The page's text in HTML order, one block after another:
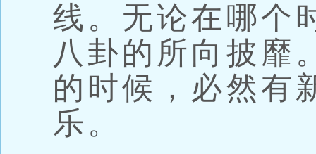
线。无论在哪个
八卦的所向披靡
的时候，必然有
乐。